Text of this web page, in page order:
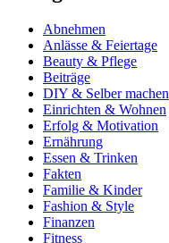
Abnehmen
Anlässe & Feiertage
Beauty & Pflege
Beiträge
DIY & Selber machen
Einrichten & Wohnen
Erfolg & Motivation
Ernährung
Essen & Trinken
Fakten
Familie & Kinder
Fashion & Style
Finanzen
Fitness